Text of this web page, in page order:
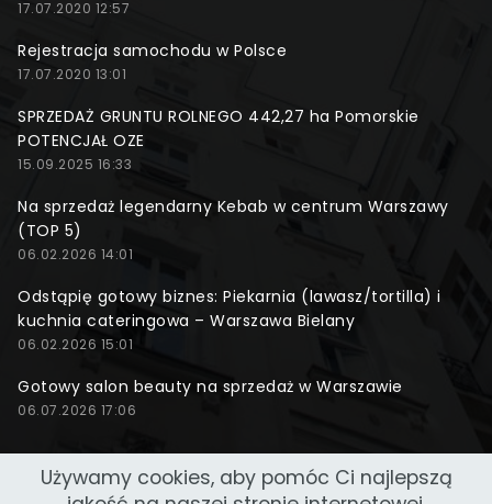
17.07.2020 12:57
Rejestracja samochodu w Polsce
17.07.2020 13:01
SPRZEDAŻ GRUNTU ROLNEGO 442,27 ha Pomorskie
POTENCJAŁ OZE
15.09.2025 16:33
Na sprzedaż legendarny Kebab w centrum Warszawy
(TOP 5)
06.02.2026 14:01
Odstąpię gotowy biznes: Piekarnia (lawasz/tortilla) i
kuchnia cateringowa – Warszawa Bielany
06.02.2026 15:01
Gotowy salon beauty na sprzedaż w Warszawie
06.07.2026 17:06
Używamy cookies, aby pomóc Ci najlepszą